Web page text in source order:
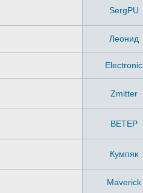
SergPU
Леонид
Electronic
Zmitter
BETEP
Кумпяк
Maverick